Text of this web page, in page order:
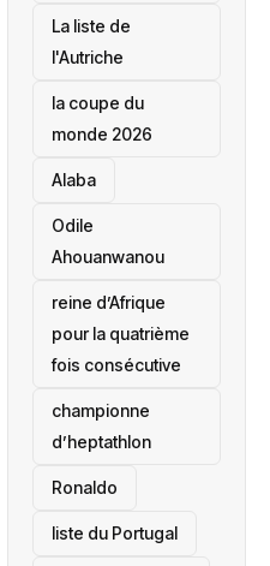
‎La liste de
l'Autriche
la coupe du
monde 2026
Alaba
Odile
Ahouanwanou
reine d’Afrique
pour la quatrième
fois consécutive
championne
d’heptathlon
Ronaldo
liste du Portugal